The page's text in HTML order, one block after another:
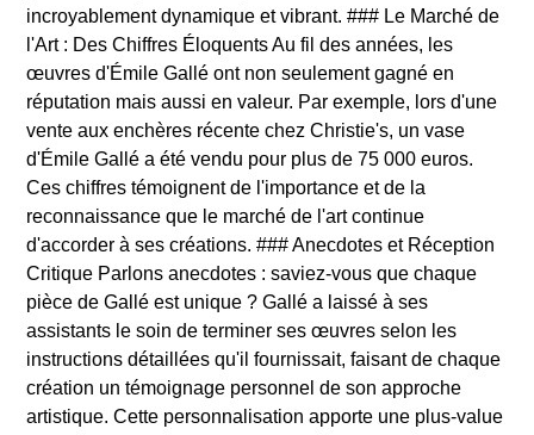
incroyablement dynamique et vibrant. ### Le Marché de
l'Art : Des Chiffres Éloquents Au fil des années, les
œuvres d'Émile Gallé ont non seulement gagné en
réputation mais aussi en valeur. Par exemple, lors d'une
vente aux enchères récente chez Christie's, un vase
d'Émile Gallé a été vendu pour plus de 75 000 euros.
Ces chiffres témoignent de l'importance et de la
reconnaissance que le marché de l'art continue
d'accorder à ses créations. ### Anecdotes et Réception
Critique Parlons anecdotes : saviez-vous que chaque
pièce de Gallé est unique ? Gallé a laissé à ses
assistants le soin de terminer ses œuvres selon les
instructions détaillées qu'il fournissait, faisant de chaque
création un témoignage personnel de son approche
artistique. Cette personnalisation apporte une plus-value